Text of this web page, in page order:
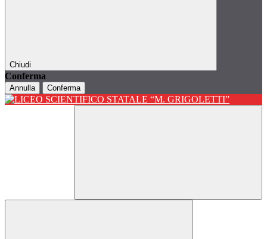
Chiudi
Conferma
Annulla Conferma